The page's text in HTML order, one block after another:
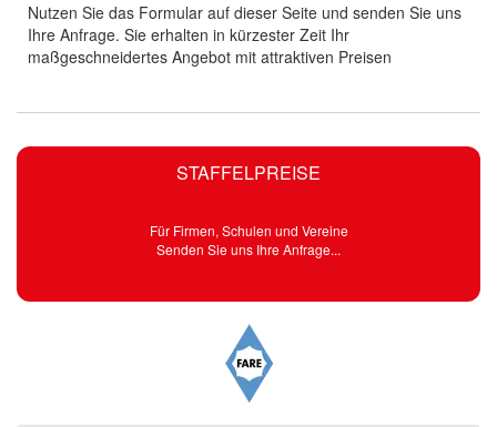
STAFFELPREISE
Für Firmen, Schulen und Vereine
Senden Sie uns Ihre Anfrage...
Nutzen Sie das Formular auf dieser Seite und senden Sie uns
Ihre Anfrage. Sie erhalten in kürzester Zeit Ihr
maßgeschneidertes Angebot mit attraktiven Preisen